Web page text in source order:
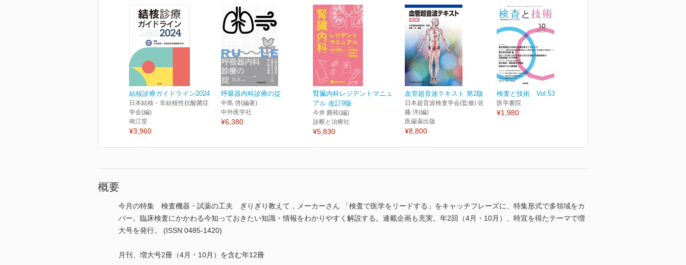
結核診療ガイドライン2024
日本結核・非結核性抗酸菌症
学会(編)
南江堂
¥3,960
呼吸器内科診療の掟
中島 啓(編著)
中外医学社
¥6,380
腎臓内科レジデントマニュ
アル 改訂9版
今井 圓裕(編)
診断と治療社
¥5,830
血管超音波テキスト 第2版
日本超音波検査学会(監修) 佐
藤 洋(編)
医歯薬出版
¥8,800
検査と技術 Vol.53 No.10
医学書院
¥1,980
概要
今月の特集 検査機器・試薬の工夫 ぎりぎり教えて，メーカーさん 「検査で医学をリードする」をキャッチフレーズに、特集形式で多領域をカ
バー。臨床検査にかかわる今知っておきたい知識・情報をわかりやすく解説する。連載企画も充実。年2回（4月・10月）、時宜を得たテーマで増
大号を発行。 (ISSN 0485-1420)
月刊、増大号2冊（4月・10月）を含む年12冊